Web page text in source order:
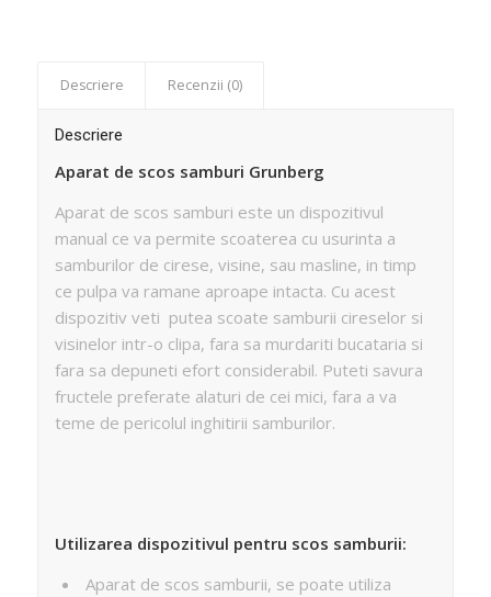
Descriere Recenzii (0)
Descriere
Aparat de scos samburi Grunberg
Aparat de scos samburi este un dispozitivul
manual ce va permite scoaterea cu usurinta a
samburilor de cirese, visine, sau masline, in timp
ce pulpa va ramane aproape intacta. Cu acest
dispozitiv veti putea scoate samburii cireselor si
visinelor intr-o clipa, fara sa murdariti bucataria si
fara sa depuneti efort considerabil. Puteti savura
fructele preferate alaturi de cei mici, fara a va
teme de pericolul inghitirii samburilor.
Utilizarea dispozitivul pentru scos samburii:
Aparat de scos samburii, se poate utiliza